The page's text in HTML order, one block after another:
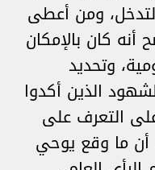
ومن أعطى
أنه كان بالإمكان
وتحديد
الذين أكدوا
التعرف على
أن ما وقع يوحي